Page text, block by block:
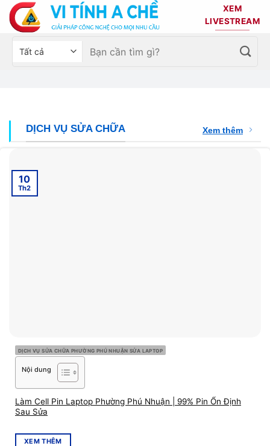
Bỏ
qua
nội
dung
XEM
LIVESTREAM
Chọn
Tìm
kiếm:
DỊCH VỤ SỬA CHỮA Xem thêm
DỊCH VỤ SỬA CHỮA PHƯỜNG PHÚ NHUẬN SỬA LAPTOP
Nội dung
Làm Cell Pin Laptop Phường Phú Nhuận | 99% Pin Ổn Định
Sau Sửa
XEM THÊM
10
Th2